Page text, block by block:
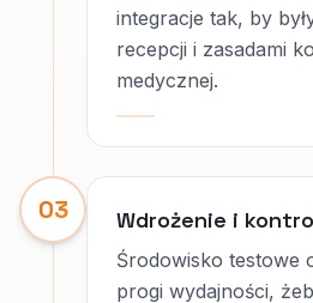
integracje tak, by
recepcji i zasadami
medycznej.
03 Wdrożenie i
Środowisko testowe
progi wydajności,